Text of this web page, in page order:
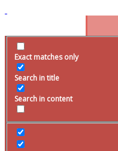
Exact matches only
Search in title
Search in content